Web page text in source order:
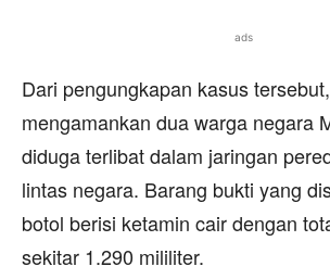
ads
Dari pengungkapan kasus
mengamankan dua warga negara
diduga terlibat dalam jaringan
lintas negara. Barang bukti yang
botol berisi ketamin cair dengan
sekitar 1.290 mililiter.